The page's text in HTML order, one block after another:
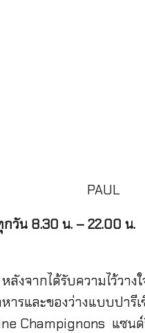
วัน 8.30 น. – 22.00 น.
งจากได้รับความไว้วา
รและของว่างแบบปารี
Champignons แซน